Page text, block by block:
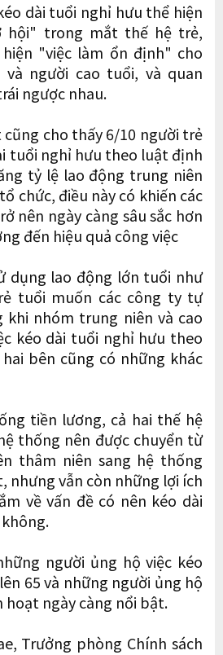
dài tuổi nghỉ hưu thể hiện
hội" trong mắt thế hệ trẻ,
"việc làm ổn định" cho
người cao tuổi, và quan
ngược nhau.
cũng cho thấy 6/10 người trẻ
tuổi nghỉ hưu theo luật định
tỷ lệ lao động trung niên
chức, điều này có khiến các
nên ngày càng sâu sắc hơn
đến hiệu quả công việc
dụng lao động lớn tuổi như
tuổi muốn các công ty tự
nhóm trung niên và cao
kéo dài tuổi nghỉ hưu theo
bên cũng có những khác
tiền lương, cả hai thế hệ
thống nên được chuyển từ
thâm niên sang hệ thống
nhưng vẫn còn những lợi ích
về vấn đề có nên kéo dài
người ủng hộ việc kéo
65 và những người ủng hộ
hoạt ngày càng nổi bật.
Trưởng phòng Chính sách